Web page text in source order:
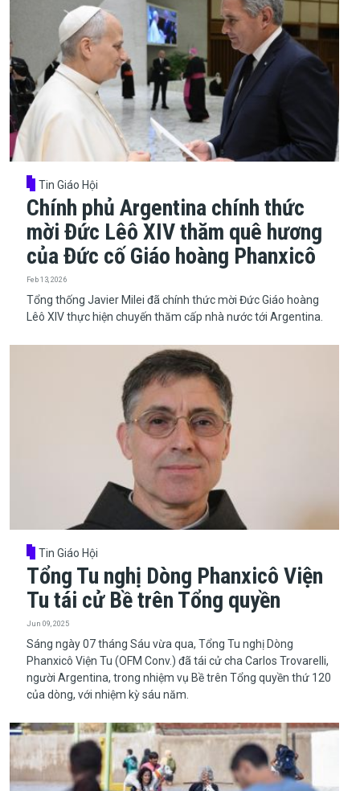
Tin Giáo Hội
Chính phủ Argentina chính thức
mời Đức Lêô XIV thăm quê hương
của Đức cố Giáo hoàng Phanxicô
Feb 13, 2026
​​​​​​​Tổng thống Javier Milei đã chính thức mời Đức Giáo hoàng
Lêô XIV thực hiện chuyến thăm cấp nhà nước tới Argentina.
Tin Giáo Hội
Tổng Tu nghị Dòng Phanxicô Viện
Tu tái cử Bề trên Tổng quyền
Jun 09, 2025
​​​​​​​Sáng ngày 07 tháng Sáu vừa qua, Tổng Tu nghị Dòng
Phanxicô Viện Tu (OFM Conv.) đã tái cử cha Carlos Trovarelli,
người Argentina, trong nhiệm vụ Bề trên Tổng quyền thứ 120
của dòng, với nhiệm kỳ sáu năm.